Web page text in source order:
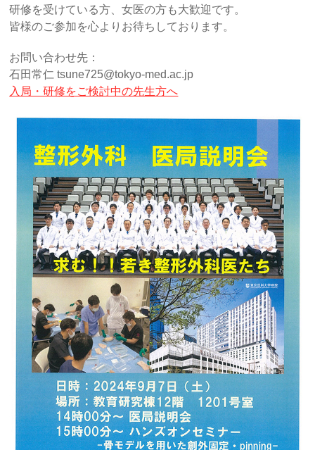
研修を受けている方、女医の方も大歓迎です。
皆様のご参加を心よりお待ちしております。
お問い合わせ先：
石田常仁 tsune725@tokyo-med.ac.jp
入局・研修をご検討中の先生方へ